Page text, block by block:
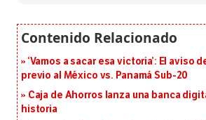
‘Vamos a sacar esa victoria’: El aviso
previo al México vs. Panamá Sub-20
Caja de Ahorros lanza una banca
historia